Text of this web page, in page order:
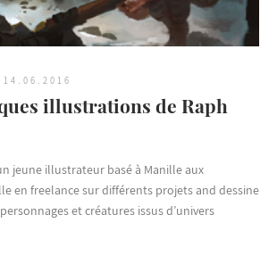
14.06.2016
illustrations de Raph
jeune illustrateur basé à Manille aux
en freelance sur différents projets and dessine
et créatures issus d’univers